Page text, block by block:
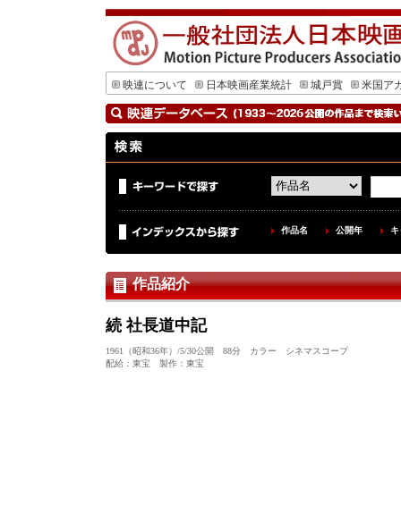
映連について 日本映画産業統計 城戸賞 米国ア
作品名 公開年
作品紹介
続 社長道中記
1961（昭和36年）/5/30公開 88分 カラー シネマスコープ
配給：東宝 製作：東宝